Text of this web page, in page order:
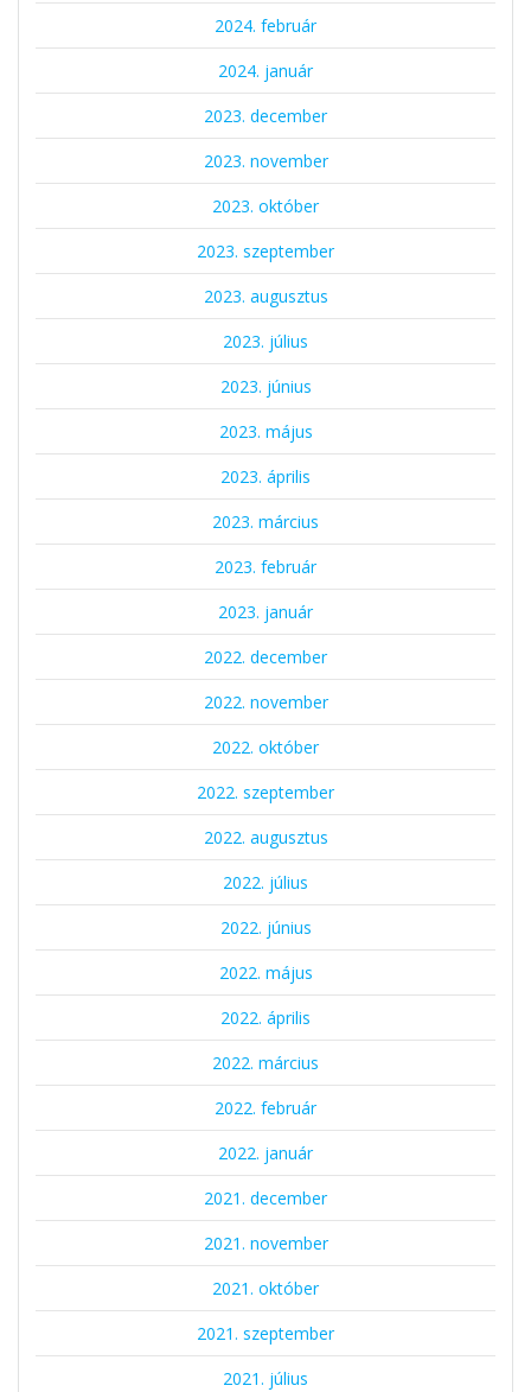
2024. február
2024. január
2023. december
2023. november
2023. október
2023. szeptember
2023. augusztus
2023. július
2023. június
2023. május
2023. április
2023. március
2023. február
2023. január
2022. december
2022. november
2022. október
2022. szeptember
2022. augusztus
2022. július
2022. június
2022. május
2022. április
2022. március
2022. február
2022. január
2021. december
2021. november
2021. október
2021. szeptember
2021. július